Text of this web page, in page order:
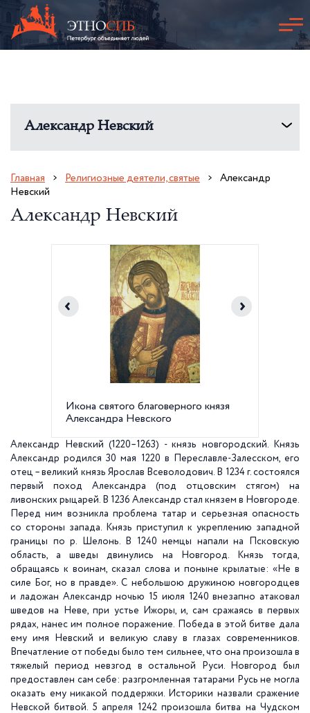
Александр Невский
Главная Религиозные деятели, святые
Александр
Невский
Александр Невский
Икона святого благоверного князя
Александра Невского
Александр Невский (1220–1263) - князь новгородский. Князь
Александр родился 30 мая 1220 в Переславле-Залесском, его
отец – великий князь Ярослав Всеволодович. В 1234 г. состоялся
первый поход Александра (под отцовским стягом) на
ливонских рыцарей. В 1236 Александр стал князем в Новгороде.
Перед ним возникла проблема татар и серьезная опасность
со стороны запада. Князь приступил к укреплению западной
границы по р. Шелонь. В 1240 немцы напали на Псковскую
область, а шведы двинулись на Новгород. Князь тогда,
обращаясь к воинам, сказал слова и поныне крылатые: «Не в
силе Бог, но в правде». С небольшою дружиною новгородцев
и ладожан Александр ночью 15 июля 1240 внезапно атаковал
шведов на Неве, при устье Ижоры, и, сам сражаясь в первых
рядах, нанес им полное поражение. Победа в этой битве дала
ему имя Невский и великую славу в глазах современников.
Впечатление от победы было тем сильнее, что она произошла в
тяжелый период невзгод в остальной Руси. Новгород был
предоставлен сам себе: разгромленная татарами Русь не могла
оказать ему никакой поддержки. Историки назвали сражение
Невской битвой. 5 апреля 1242 произошла битва на Чудском